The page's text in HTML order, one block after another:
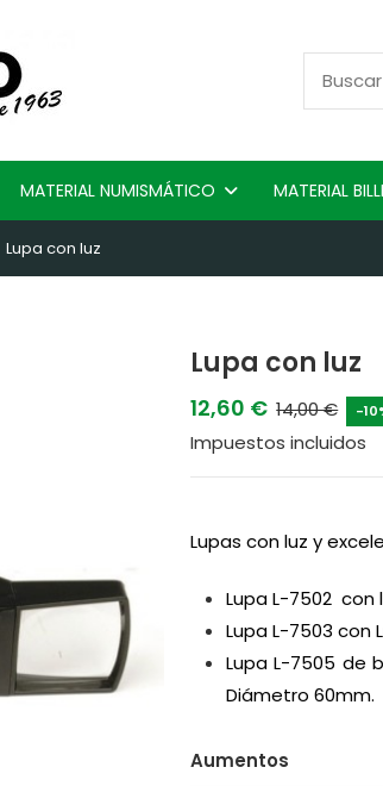
MATERIAL NUMISMÁTICO MATERIAL
Lupa con luz
Lupa con luz
12,60 € 14,00 € -
Impuestos incluidos
Lupas con luz y
Lupa L-7502 con
Lupa L-7503 con
Lupa L-7505 de
Diámetro 60mm.
Aumentos